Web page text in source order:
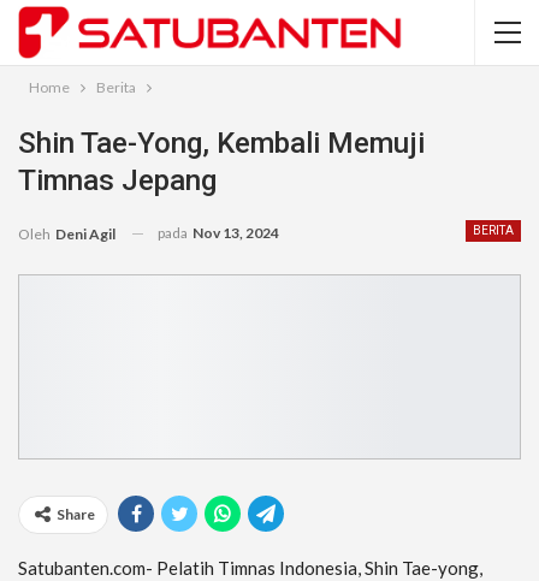
Home Berita
Shin Tae-Yong, Kembali Memuji
Timnas Jepang
BERITA
Oleh Deni Agil pada Nov 13, 2024
Share
Satubanten.com- Pelatih Timnas Indonesia, Shin Tae-yong,